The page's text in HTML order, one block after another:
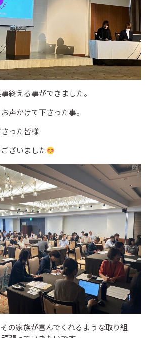
終える事ができました。
声かけて下さった事。
った皆様
ざいました
の家族が喜んでくれるような取り組